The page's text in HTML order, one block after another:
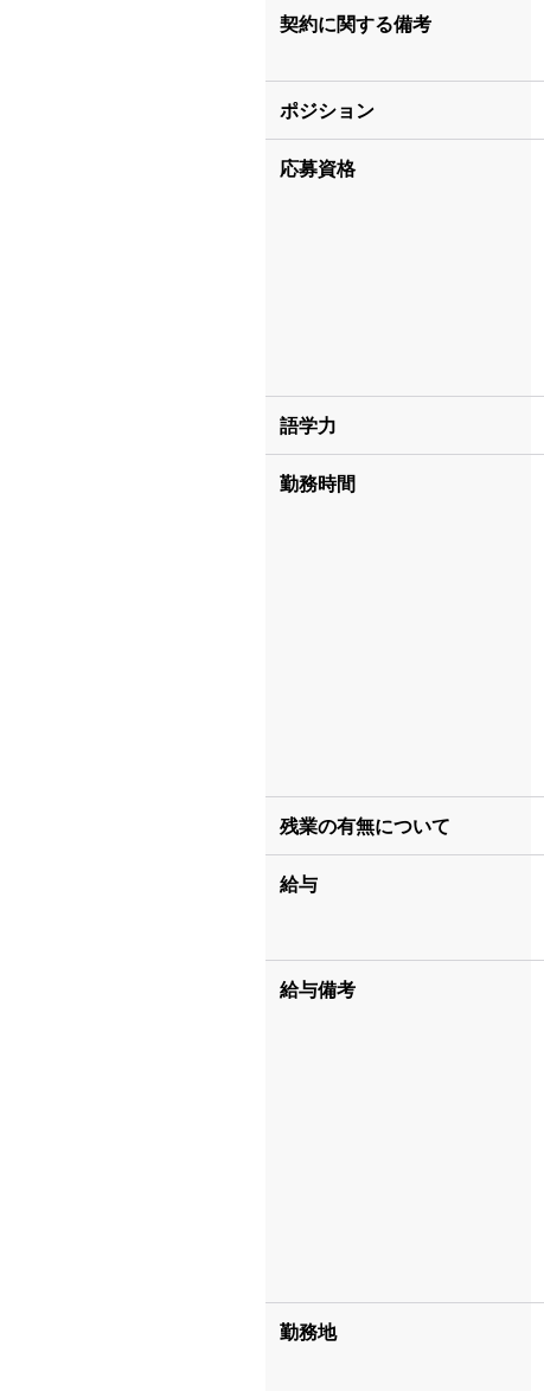
契約に関する備考
ポジション
応募資格
語学力
勤務時間
残業の有無について
給与
給与備考
勤務地